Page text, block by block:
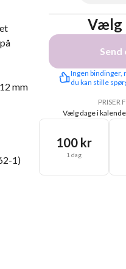
mm
1)
Vælg
Send
Ingen bindinger,
du kan stille
PRISER
Vælg dage i
100 kr
1 dag